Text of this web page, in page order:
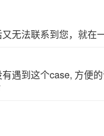
无法联系到您，就在
遇到这个case, 方便